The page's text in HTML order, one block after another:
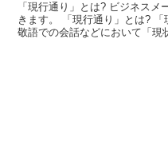
「現行通り」とは? ビジネス
きます。 「現行通り」とは?
敬語での会話などにおいて「現